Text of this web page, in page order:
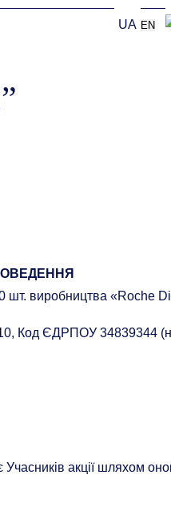
UA EN
шт. виробництва «Roche
Код ЄДРПОУ 34839344
акції шляхом